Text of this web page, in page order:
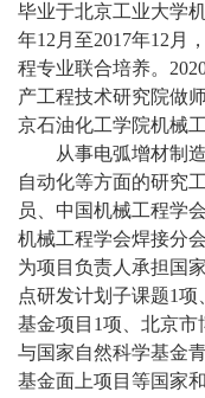
部
设
置
招
生
就
业
教
毕业于北京工业大学
年12月至2017年12月
程专业联合培养。
产工程技术研究院做
京石油化工学院机械
从事电弧增材制
自动化等方面的研究
员、中国机械工程学
机械工程学会焊接分
为项目负责人承担国
点研发计划子课题1
基金项目1项、北京
与国家自然科学基金
基金面上项目等国家